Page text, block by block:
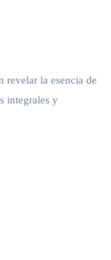
revelar la esencia de
integrales y